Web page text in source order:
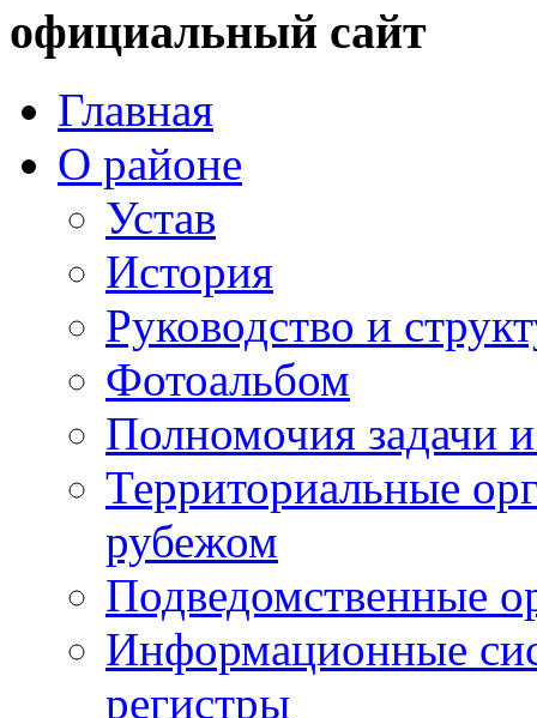
официальный сайт
Главная
О районе
Устав
История
Руководство и
Фотоальбом
Полномочия задачи
Территориальные
рубежом
Подведомственные
Информационные
регистры